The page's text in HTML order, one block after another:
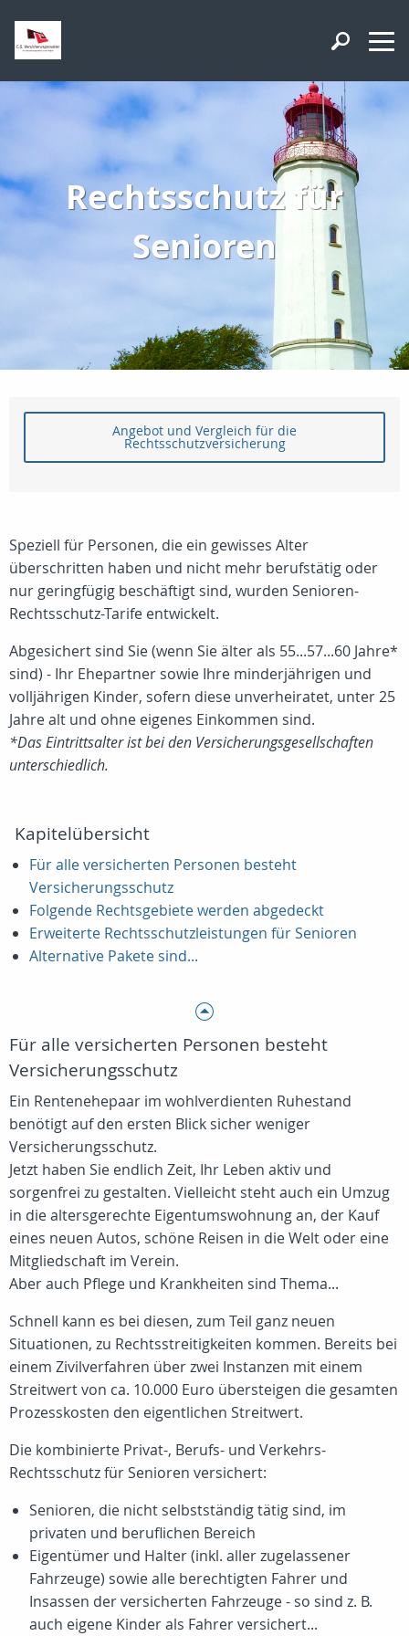
Rechtsschutz für
Senioren
Angebot und Vergleich für die
Rechtsschutzversicherung
Speziell für Personen, die ein gewisses Alter
überschritten haben und nicht mehr berufstätig oder
nur geringfügig beschäftigt sind, wurden Senioren-
Rechtsschutz-Tarife entwickelt.
Abgesichert sind Sie (wenn Sie älter als 55...57...60 Jahre*
sind) - Ihr Ehepartner sowie Ihre minderjährigen und
volljährigen Kinder, sofern diese unverheiratet, unter 25
Jahre alt und ohne eigenes Einkommen sind.
*Das Eintrittsalter ist bei den Versicherungsgesellschaften
unterschiedlich.
Kapitelübersicht
Für alle versicherten Personen besteht
Versicherungsschutz
Folgende Rechtsgebiete werden abgedeckt
Erweiterte Rechtsschutzleistungen für Senioren
Alternative Pakete sind...
Für alle versicherten Personen besteht
Versicherungsschutz
Ein Rentenehepaar im wohlverdienten Ruhestand
benötigt auf den ersten Blick sicher weniger
Versicherungsschutz.
Jetzt haben Sie endlich Zeit, Ihr Leben aktiv und
sorgenfrei zu gestalten. Vielleicht steht auch ein Umzug
in die altersgerechte Eigentumswohnung an, der Kauf
eines neuen Autos, schöne Reisen in die Welt oder eine
Mitgliedschaft im Verein.
Aber auch Pflege und Krankheiten sind Thema...
Schnell kann es bei diesen, zum Teil ganz neuen
Situationen, zu Rechtsstreitigkeiten kommen. Bereits bei
einem Zivilverfahren über zwei Instanzen mit einem
Streitwert von ca. 10.000 Euro übersteigen die gesamten
Prozesskosten den eigentlichen Streitwert.
Die kombinierte Privat-, Berufs- und Verkehrs-
Rechtsschutz für Senioren versichert:
Senioren, die nicht selbstständig tätig sind, im
privaten und beruflichen Bereich
Eigentümer und Halter (inkl. aller zugelassener
Fahrzeuge) sowie alle berechtigten Fahrer und
Insassen der versicherten Fahrzeuge - so sind z. B.
auch eigene Kinder als Fahrer versichert...